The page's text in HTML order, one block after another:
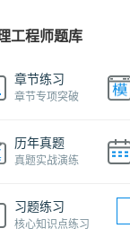
工程师题库
章节练习
章节专项突破
历年真题
真题实战演练
习题练习
核心知识点练习